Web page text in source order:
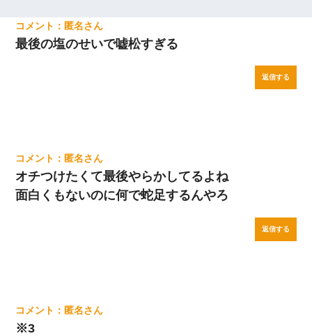
匿名
最後の塩のせいで嘘松すぎる
返信する
匿名
オチつけたくて最後やらかしてるよね
面白くもないのに何で蛇足するんやろ
返信する
匿名
※3